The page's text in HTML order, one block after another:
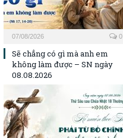
07/08/2026 0
Sẽ chẳng có gì mà anh em
không làm được – SN ngày
08.08.2026